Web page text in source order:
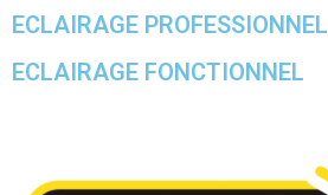
ECLAIRAGE PROFESSIONNEL
ECLAIRAGE FONCTIONNEL